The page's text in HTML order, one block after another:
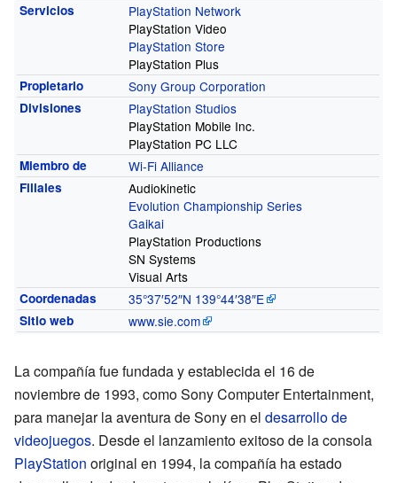
Servicios
PlayStation Network
PlayStation Video
PlayStation Store
PlayStation Plus
Propietario Sony Group Corporation
Divisiones
PlayStation Studios
PlayStation Mobile Inc.
PlayStation PC LLC
Miembro de Wi-Fi Alliance
Filiales
Audiokinetic
Evolution Championship Series
Gaikai
PlayStation Productions
SN Systems
Visual Arts
Coordenadas 35°37′52″N 139°44′38″E
Sitio web www.sie.com
La compañía fue fundada y establecida el 16 de
noviembre de 1993, como Sony Computer Entertainment,
para manejar la aventura de Sony en el desarrollo de
videojuegos. Desde el lanzamiento exitoso de la consola
PlayStation original en 1994, la compañía ha estado